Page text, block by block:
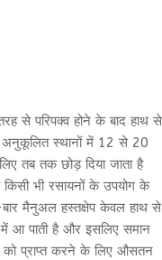
से परिपक्व होने के बाद हाथ से
अनुकूलित स्थानों में 12 से 20
तब तक छोड़ दिया जाता है
भी रसायनों के उपयोग के
बार मैनुअल हस्तक्षेप केवल हाथ से
आ पाती है और इसलिए समान
को प्राप्त करने के लिए औसतन